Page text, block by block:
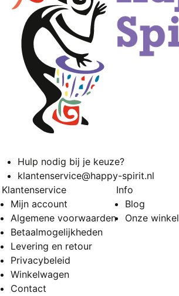
Hulp nodig bij je keuze?
klantenservice@happy-spirit.nl
Klantenservice
Mijn account
Algemene voorwaarden
Betaalmogelijkheden
Levering en retour
Privacybeleid
Winkelwagen
Contact
Info
Blog
Onze winkel